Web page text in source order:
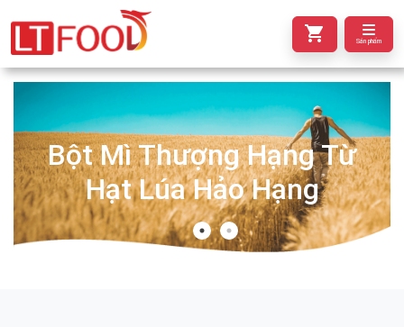
Sản phẩm
Bột Mì Thượng Hạng Từ
Hạt Lúa Hảo Hạng